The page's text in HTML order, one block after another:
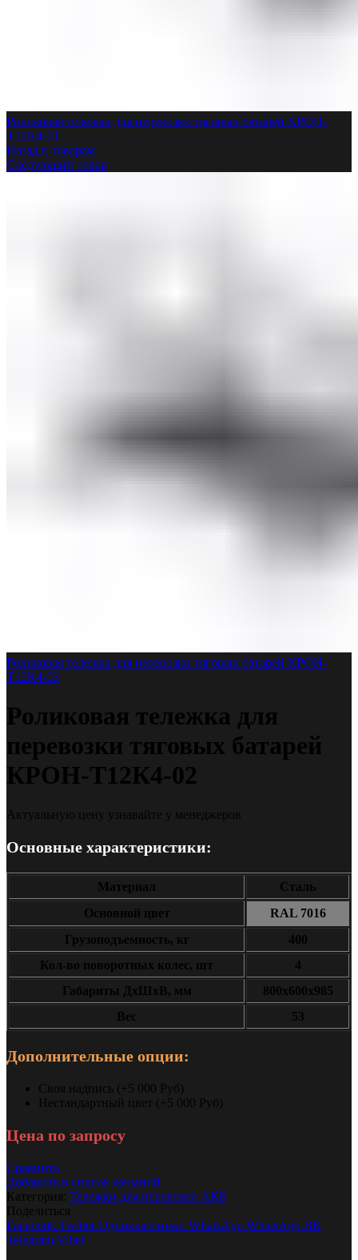
Роликовая тележка для перевозки тяговых батарей КРОН-
Т12К4-01
Назад к товарам
Следующий товар
Роликовая тележка для перевозки тяговых батарей КРОН-
Т12К4-03
Роликовая тележка для
перевозки тяговых батарей
КРОН-Т12К4-02
Актуальную цену узнавайте у менеджеров
Основные характеристики:
Материал
Сталь
Основной цвет
RAL 7016
Грузоподъемность, кг
400
Кол-во поворотных колес, шт
4
Габариты ДxШxВ, мм
800x600x985
Вес
53
Дополнительные опции:
Своя надпись (+5 000 Руб)
Нестандартный цвет (+5 000 Руб)
Цена по запросу
Сравнить
Добавить в список желаний
Категория: Тележки для перевозки АКБ
Поделиться
Facebook Twitter Одноклассники WhatsApp WhatsApp ВК
Telegram Viber